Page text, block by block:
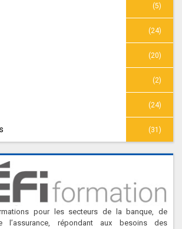
(5)
(24)
(20)
(2)
(24)
(31)
pour les secteurs de la banque, de
l’assurance, répondant aux besoins des